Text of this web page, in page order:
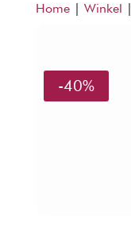
Home| Winkel |
-40%